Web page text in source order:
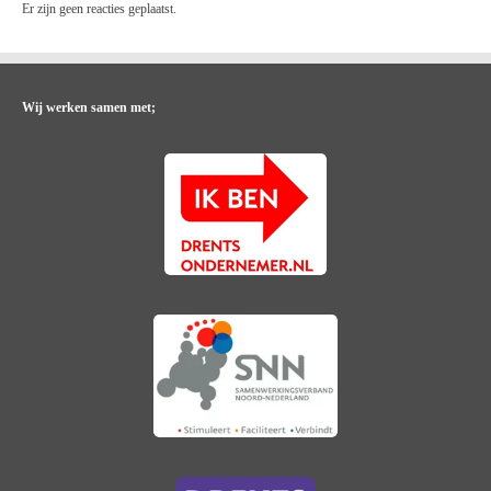
Er zijn geen reacties geplaatst.
Wij werken samen met;